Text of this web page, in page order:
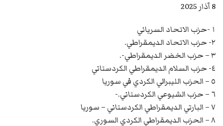
8 آذار 2025
١ -حزب الاتحاد السرياني
٢- حزب الاتحاد الديمقراطي.
٣ – حزب الخضر الديمقراطي-.
٤- حزب السلام الديمقراطي الكردستاني
٥ – الحزب الليبرالي الكردي في سوريا
٦ – حزب الشيوعي الكردستاني.-
٧ – البارتي الديمقراطي الكردستاني – سوريا
٨ – الحزب الديمقراطي الكردي السوري.